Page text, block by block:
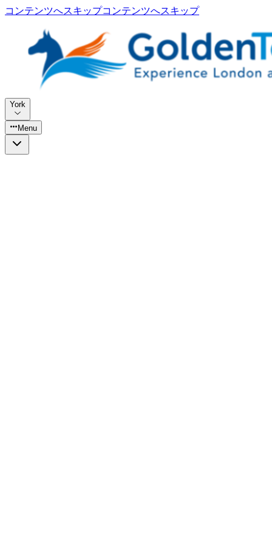
コンテンツへスキップコンテンツへスキップ
York
Menu